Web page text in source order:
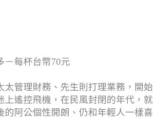
－每杯台幣70元
管理財務、先生則打理業務，開始
遙控飛機，在民風封閉的年代，就
阿公個性開朗、仍和年輕人一樣喜